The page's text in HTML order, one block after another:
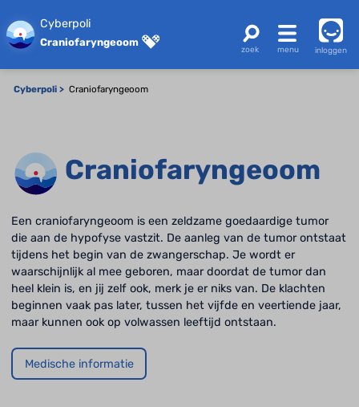
Cyberpoli
Craniofaryngeoom
inloggen
Cyberpoli Craniofaryngeoom
Craniofaryngeoom
Een craniofaryngeoom is een zeldzame goedaardige tumor
die aan de hypofyse vastzit. De aanleg van de tumor ontstaat
tijdens het begin van de zwangerschap. Je wordt er
waarschijnlijk al mee geboren, maar doordat de tumor dan
heel klein is, en jij zelf ook, merk je er niks van. De klachten
beginnen vaak pas later, tussen het vijfde en veertiende jaar,
maar kunnen ook op volwassen leeftijd ontstaan.
Medische informatie